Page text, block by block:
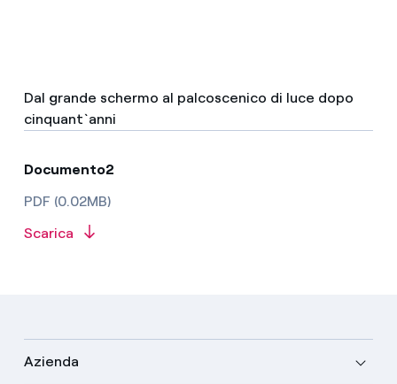
Dal grande schermo al palcoscenico di luce dopo
cinquant`anni
Documento2
PDF (0.02MB)
Scarica
Azienda